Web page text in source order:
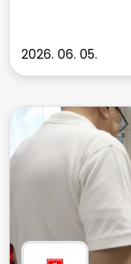
2026. 06. 05.